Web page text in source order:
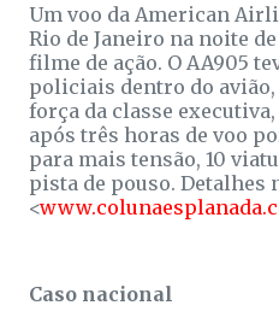
Um voo da American
Rio de Janeiro na noite
filme de ação. O AA905
policiais dentro do
força da classe
após três horas de voo
para mais tensão, 10
pista de pouso. Detalhes
<
Caso nacional